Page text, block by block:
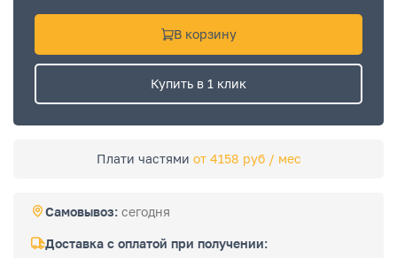
В корзину
Купить в 1 клик
Плати частями от 4158 руб / мес
Самовывоз: сегодня
Доставка с оплатой при получении: